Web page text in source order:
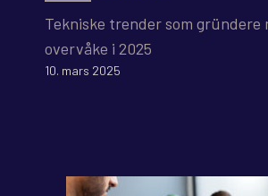
Tekniske trender som gründere
overvåke i 2025
10. mars 2025